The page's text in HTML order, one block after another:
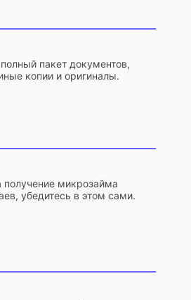
пакет документов,
копии и оригиналы.
получение микрозайма
убедитесь в этом сами.